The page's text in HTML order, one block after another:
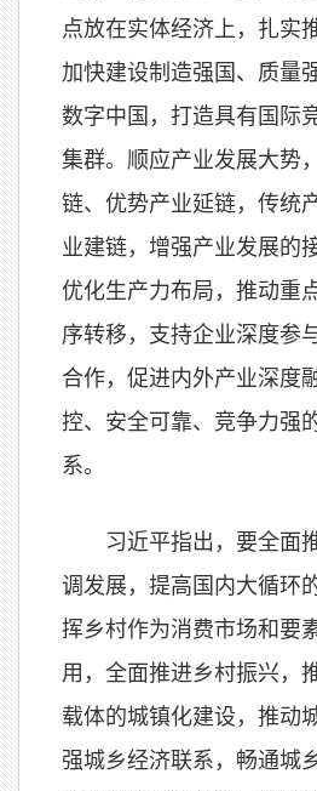
点放在实体经济上，扎实
加快建设制造强国、质量
数字中国，打造具有国际
集群。顺应产业发展大势
链、优势产业延链，传统
业建链，增强产业发展的
优化生产力布局，推动重
序转移，支持企业深度参
合作，促进内外产业深度
控、安全可靠、竞争力强
系。
习近平指出，要全面
调发展，提高国内大循环
挥乡村作为消费市场和要
用，全面推进乡村振兴，
载体的城镇化建设，推动
强城乡经济联系，畅通城